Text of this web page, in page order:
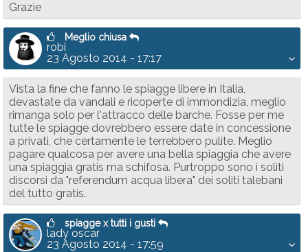
Grazie
Meglio chiusa
robi
23 Agosto 2014 - 17:17
Vista la fine che fanno le spiagge libere in Italia,
devastate da vandali e ricoperte di immondizia, meglio
rimanga solo per l'attracco delle barche. Fosse per me
tutte le spiagge dovrebbero essere date in concessione
a privati, che certamente le terrebbero pulite. Meglio
pagare qualcosa per avere una bella spiaggia che avere
una spiaggia gratis ma schifosa. Purtroppo sono i soliti
discorsi da "referendum acqua libera" dei soliti talebani
del tutto gratis.
spiagge x tutti i gusti
lady oscar
23 Agosto 2014 - 17:59